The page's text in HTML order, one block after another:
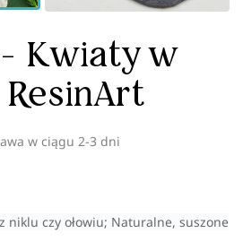
Kwiaty w
w ciągu 2-3 dni
niklu czy ołowiu; Naturalne, suszone